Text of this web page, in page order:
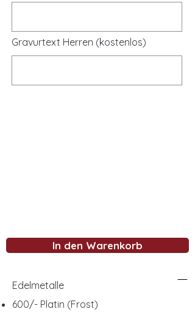
Gravurtext Herren (kostenlos)
In den Warenkorb
Edelmetalle
600/- Platin (Frost)